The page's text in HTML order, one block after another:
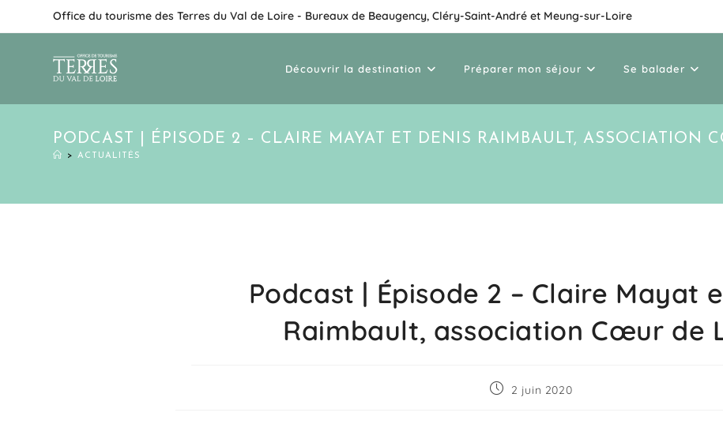
Office du tourisme des Terres du Val de Loire - Bureaux de Beaugency, Cléry-Saint-André et Meung-sur-Loire
Découvrir la destination Préparer mon séjour Se balader
PODCAST | ÉPISODE 2 – CLAIRE MAYAT ET DENIS RAIMBAULT, ASSOCIATION
> ACTUALITÉS
Podcast | Épisode 2 – Claire Mayat
Raimbault, association Cœur de
2 juin 2020